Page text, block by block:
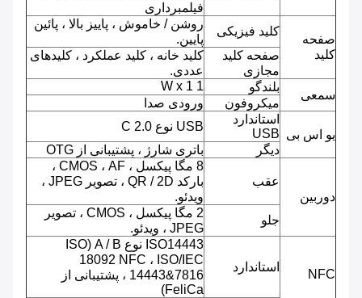
فیلمبرداری
صفحه
کلید
کلید فیزیکی
روشن / خاموش ، پاییز بالا ، پائین
پایین.
صفحه کلید
مجازی
کلید خانه ، کلید عملکرد ، کلیدهای
عددی.
سمعی
بلندگو
1 W x 1
میکروفون
ورودی صدا
یو اس بی
استاندارد
USB
USB نوع C 2.0
دیگر
باتری شارژ ، پشتیبانی از OTG
دوربین
عقب
8 مگا پیکسل ، CMOS ، AF ،
بارکد QR / 2D ، تصویر JPEG ،
ویدئو.
جلو
2 مگا پیکسل ، CMOS ، تصویر
JPEG ، ویدئو.
NFC
استاندارد
ISO14443 نوع A / B (ISO
18092 NFC ، ISO/IEC
14443&7816 ، پشتیبانی از
FeliCa)